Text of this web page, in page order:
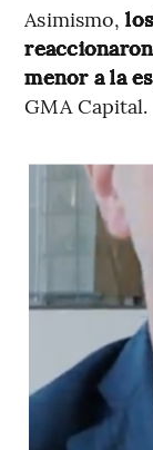
Asimismo,
menor a la
GMA Capital.